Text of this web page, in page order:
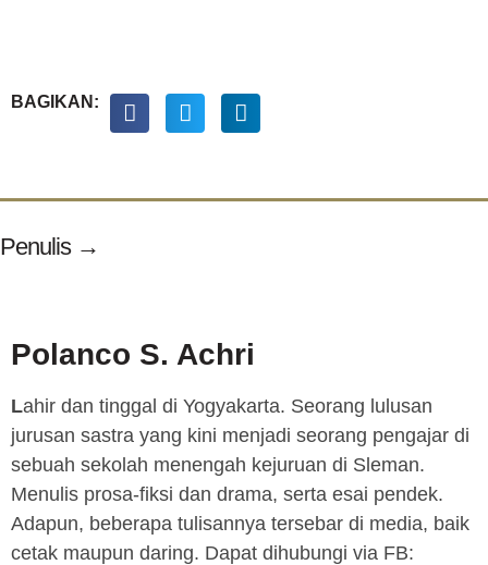
BAGIKAN:
Penulis →
Polanco S. Achri
Lahir dan tinggal di Yogyakarta. Seorang lulusan
jurusan sastra yang kini menjadi seorang pengajar di
sebuah sekolah menengah kejuruan di Sleman.
Menulis prosa-fiksi dan drama, serta esai pendek.
Adapun, beberapa tulisannya tersebar di media, baik
cetak maupun daring. Dapat dihubungi via FB: